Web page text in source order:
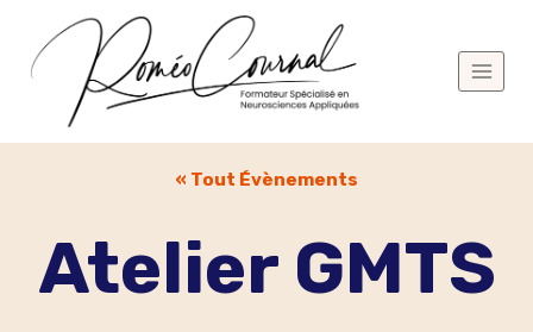
contenu
« Tout Évènements
Atelier GMTS